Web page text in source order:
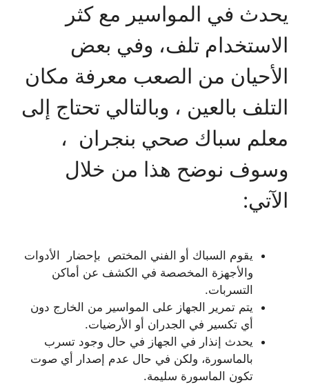
يحدث في المواسير مع كثر
الاستخدام تلف، وفي بعض
الأحيان من الصعب معرفة مكان
التلف بالعين ، وبالتالي تحتاج إلى
معلم سباك صحي بنجران ،
وسوف نوضح هذا من خلال
الآتي:
يقوم السباك أو الفني المختص بإحضار الأدوات
والأجهزة المخصصة في الكشف عن أماكن
التسربات.
يتم تمرير الجهاز على المواسير من الخارج دون
أي تكسير في الجدران أو الأرضيات.
يحدث إنذار في الجهاز في حال وجود تسرب
بالماسورة، ولكن في حال عدم إصدار أي صوت
تكون الماسورة سليمة.